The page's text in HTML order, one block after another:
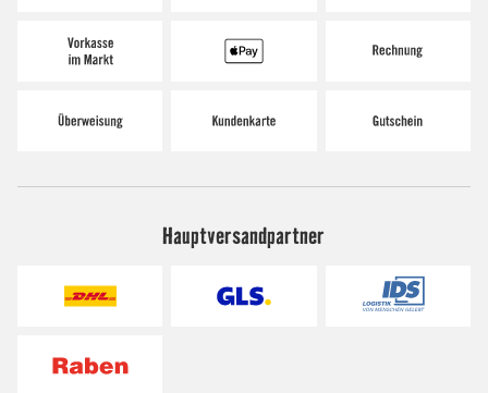
Hauptversandpartner